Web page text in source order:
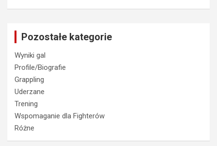
Pozostałe kategorie
Wyniki gal
Profile/Biografie
Grappling
Uderzane
Trening
Wspomaganie dla Fighterów
Różne